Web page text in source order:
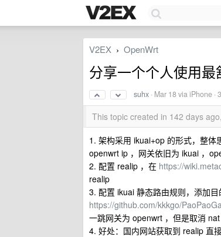
V2EX › OpenWrt
分享一个个人使用
suhx · Mar 18via iPhone ·
This topic created in 142 days
1. 架构采用 ikuai+op 的形式，整
openwrt ip ，网关依旧为 ikuai ，
2. 配置 realip ，在 https://
realip
3. 配置 ikuai 静态路由规则，添加
https://github.com/kkkgo/
一跳网关为 openwrt ，但是取消
4. 好处：国内网站获取到 realip 直